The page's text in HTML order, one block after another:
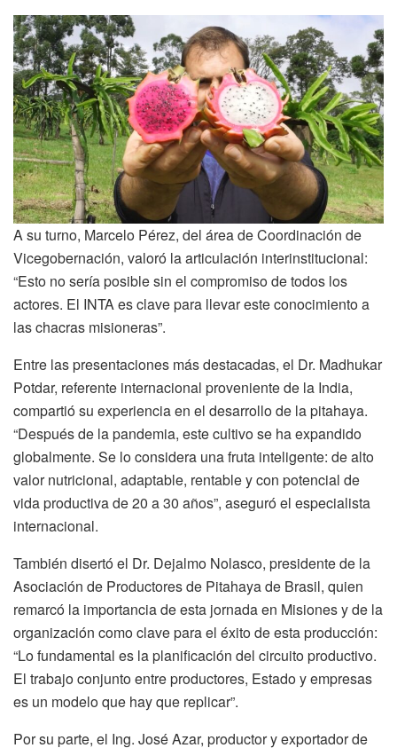
A su turno, Marcelo Pérez, del área de Coordinación de
Vicegobernación, valoró la articulación interinstitucional:
“Esto no sería posible sin el compromiso de todos los
actores. El INTA es clave para llevar este conocimiento a
las chacras misioneras”.
Entre las presentaciones más destacadas, el Dr. Madhukar
Potdar, referente internacional proveniente de la India,
compartió su experiencia en el desarrollo de la pitahaya.
“Después de la pandemia, este cultivo se ha expandido
globalmente. Se lo considera una fruta inteligente: de alto
valor nutricional, adaptable, rentable y con potencial de
vida productiva de 20 a 30 años”, aseguró el especialista
internacional.
También disertó el Dr. Dejalmo Nolasco, presidente de la
Asociación de Productores de Pitahaya de Brasil, quien
remarcó la importancia de esta jornada en Misiones y de la
organización como clave para el éxito de esta producción:
“Lo fundamental es la planificación del circuito productivo.
El trabajo conjunto entre productores, Estado y empresas
es un modelo que hay que replicar”.
Por su parte, el Ing. José Azar, productor y exportador de